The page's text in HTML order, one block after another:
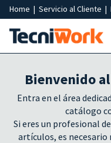
Home | Servicio al Cliente |
Bienvenido
Entra en el área
catálogo
Si eres un profesional
artículos, es